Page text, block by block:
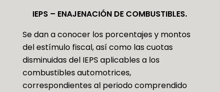
IEPS – ENAJENACIÓN DE COMBUSTIBLES.
Se dan a conocer los porcentajes y montos
del estímulo fiscal, así como las cuotas
disminuidas del IEPS aplicables a los
combustibles automotrices,
correspondientes al periodo comprendido